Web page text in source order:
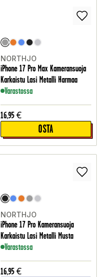
NORTHJO
iPhone 17 Pro Max Kameransuoja
Karkaistu Lasi Metalli Harmaa
Varastossa
16,95 €
OSTA
NORTHJO
iPhone 17 Pro Kameransuoja
Karkaistu Lasi Metalli Musta
Varastossa
16,95 €